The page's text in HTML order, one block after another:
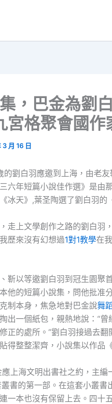
，巴金為劉
宮格聚會國作
月 16 日
的劉白羽應邀到上海，由老
六年短篇小說佳作選》是由
冰天》,葉圣陶選了劉白羽的
走上文學創作之路的劉白羽
歷來沒有幻想過1對1教學在
靳以等邀劉白羽到冠生園聚
他的短篇小說集，問他批准
制本身，焦急地對巴金說舞
出一個紙包，親熱地說：“
正的處所。”劉白羽接過去
得整整潔齊，小說集以作品
上海文明出書社之約，主編
叢書的第一部。在這套小叢
一本也沒有保留上去。四十